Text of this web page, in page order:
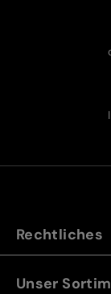
Rechtliches
Unser